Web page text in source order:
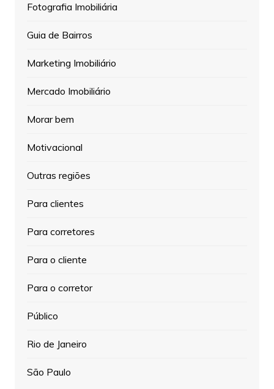
Fotografia Imobiliária
Guia de Bairros
Marketing Imobiliário
Mercado Imobiliário
Morar bem
Motivacional
Outras regiões
Para clientes
Para corretores
Para o cliente
Para o corretor
Público
Rio de Janeiro
São Paulo